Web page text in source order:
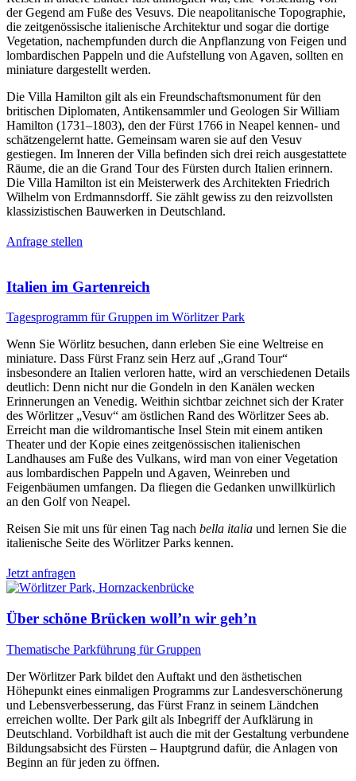
der Gegend am Fuße des Vesuvs. Die neapolitanische Topographie,
die zeitgenössische italienische Architektur und sogar die dortige
Vegetation, nachempfunden durch die Anpflanzung von Feigen und
lombardischen Pappeln und die Aufstellung von Agaven, sollten en
miniature dargestellt werden.
Die Villa Hamilton gilt als ein Freundschaftsmonument für den
britischen Diplomaten, Antikensammler und Geologen Sir William
Hamilton (1731–1803), den der Fürst 1766 in Neapel kennen- und
schätzengelernt hatte. Gemeinsam waren sie auf den Vesuv
gestiegen. Im Inneren der Villa befinden sich drei reich ausgestattete
Räume, die an die Grand Tour des Fürsten durch Italien erinnern.
Die Villa Hamilton ist ein Meisterwerk des Architekten Friedrich
Wilhelm von Erdmannsdorff. Sie zählt gewiss zu den reizvollsten
klassizistischen Bauwerken in Deutschland.
Anfrage stellen
Italien im Gartenreich
Tagesprogramm für Gruppen im Wörlitzer Park
Wenn Sie Wörlitz besuchen, dann erleben Sie eine Weltreise en
miniature. Dass Fürst Franz sein Herz auf „Grand Tour“
insbesondere an Italien verloren hatte, wird an verschiedenen Details
deutlich: Denn nicht nur die Gondeln in den Kanälen wecken
Erinnerungen an Venedig. Weithin sichtbar zeichnet sich der Krater
des Wörlitzer „Vesuv“ am östlichen Rand des Wörlitzer Sees ab.
Erreicht man die wildromantische Insel Stein mit einem antiken
Theater und der Kopie eines zeitgenössischen italienischen
Landhauses am Fuße des Vulkans, wird man von einer Vegetation
aus lombardischen Pappeln und Agaven, Weinreben und
Feigenbäumen umfangen. Da fliegen die Gedanken unwillkürlich
an den Golf von Neapel.
Reisen Sie mit uns für einen Tag nach bella italia und lernen Sie die
italienische Seite des Wörlitzer Parks kennen.
Jetzt anfragen
Über schöne Brücken woll’n wir geh’n
Thematische Parkführung für Gruppen
Der Wörlitzer Park bildet den Auftakt und den ästhetischen
Höhepunkt eines einmaligen Programms zur Landesverschönerung
und Lebensverbesserung, das Fürst Franz in seinem Ländchen
erreichen wollte. Der Park gilt als Inbegriff der Aufklärung in
Deutschland. Vorbildhaft ist auch die mit der Gestaltung verbundene
Bildungsabsicht des Fürsten – Hauptgrund dafür, die Anlagen von
Beginn an für jeden zu öffnen.